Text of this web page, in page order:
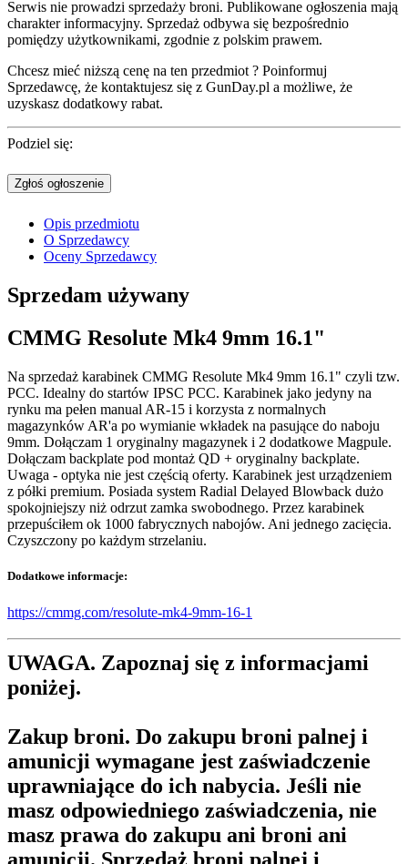
Serwis nie prowadzi sprzedaży broni. Publikowane ogłoszenia mają
charakter informacyjny. Sprzedaż odbywa się bezpośrednio
pomiędzy użytkownikami, zgodnie z polskim prawem.
Chcesz mieć niższą cenę na ten przedmiot ? Poinformuj
Sprzedawcę, że kontaktujesz się z GunDay.pl a możliwe, że
uzyskasz dodatkowy rabat.
Podziel się:
Zgłoś ogłoszenie
Opis przedmiotu
O Sprzedawcy
Oceny Sprzedawcy
Sprzedam używany
CMMG Resolute Mk4 9mm 16.1"
Na sprzedaż karabinek CMMG Resolute Mk4 9mm 16.1" czyli tzw.
PCC. Idealny do startów IPSC PCC. Karabinek jako jedyny na
rynku ma pełen manual AR-15 i korzysta z normalnych
magazynków AR'a po wymianie wkładek na pasujące do naboju
9mm. Dołączam 1 oryginalny magazynek i 2 dodatkowe Magpule.
Dołączam backplate pod montaż QD + oryginalny backplate.
Uwaga - optyka nie jest częścią oferty. Karabinek jest urządzeniem
z półki premium. Posiada system Radial Delayed Blowback dużo
spokojniejszy niż odrzut zamka swobodnego. Przez karabinek
przepuściłem ok 1000 fabrycznych nabojów. Ani jednego zacięcia.
Czyszczony po każdym strzelaniu.
Dodatkowe informacje:
https://cmmg.com/resolute-mk4-9mm-16-1
UWAGA. Zapoznaj się z informacjami
poniżej.
Zakup broni. Do zakupu broni palnej i
amunicji wymagane jest zaświadczenie
uprawniające do ich nabycia. Jeśli nie
masz odpowiedniego zaświadczenia, nie
masz prawa do zakupu ani broni ani